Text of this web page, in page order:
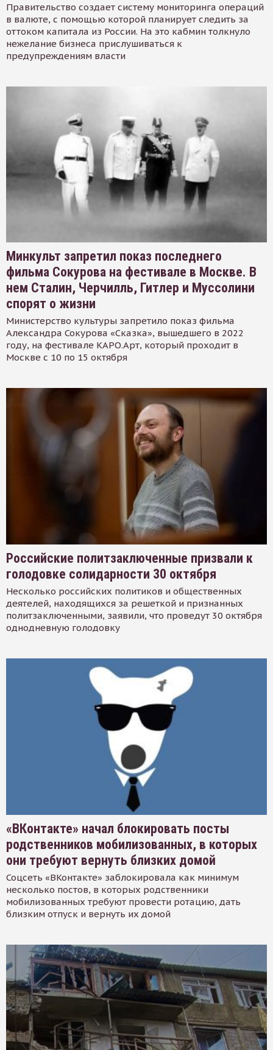
Правительство создает систему мониторинга операций
в валюте, с помощью которой планирует следить за
оттоком капитала из России. На это кабмин толкнуло
нежелание бизнеса прислушиваться к
предупреждениям власти
Минкульт запретил показ последнего
фильма Сокурова на фестивале в Москве. В
нем Сталин, Черчилль, Гитлер и Муссолини
спорят о жизни
Министерство культуры запретило показ фильма
Александра Сокурова «Сказка», вышедшего в 2022
году, на фестивале КАРО.Арт, который проходит в
Москве с 10 по 15 октября
Российские политзаключенные призвали к
голодовке солидарности 30 октября
Несколько российских политиков и общественных
деятелей, находящихся за решеткой и признанных
политзаключенными, заявили, что проведут 30 октября
однодневную голодовку
«ВКонтакте» начал блокировать посты
родственников мобилизованных, в которых
они требуют вернуть близких домой
Соцсеть «ВКонтакте» заблокировала как минимум
несколько постов, в которых родственники
мобилизованных требуют провести ротацию, дать
близким отпуск и вернуть их домой